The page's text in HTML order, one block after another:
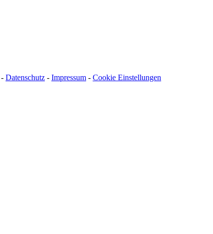
- Datenschutz - Impressum - Cookie Einstellungen